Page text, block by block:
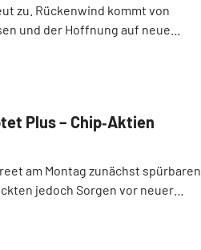
zu. Rückenwind kommt von
und der Hoffnung auf neue
Iran. Gleichzeitig bremsen
Plus – Chip‑Aktien
am Montag zunächst spürbaren
jedoch Sorgen vor neuer
ins Minus und bremsten